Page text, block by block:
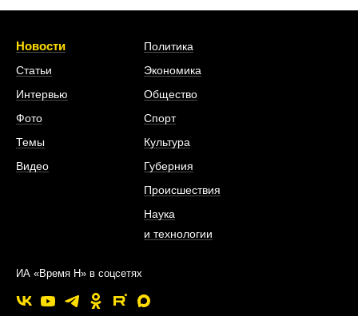
Новости
Статьи
Интервью
Фото
Темы
Видео
Политика
Экономика
Общество
Спорт
Культура
Губерния
Происшествия
Наука
и технологии
ИА «Время Н» в соцсетях